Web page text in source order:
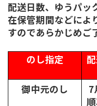
配送日数、ゆうパッ
在保管期間などによ
すのであらかじめご
のし指定
御中元のし
7